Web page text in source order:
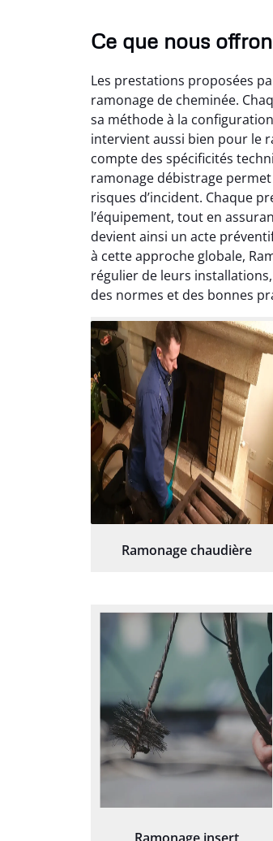
Ce que nous
Les prestations proposées
ramonage de cheminée.
sa méthode à la
intervient aussi bien pour le
compte des spécificités
ramonage débistrage
risques d’incident. Chaque
l’équipement, tout en
devient ainsi un acte
à cette approche globale,
régulier de leurs
des normes et des bonnes
Ramonage chaudière